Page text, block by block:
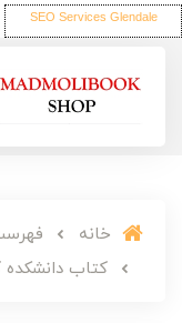
SEO Services Glendale
خانه
کتاب دانشکده